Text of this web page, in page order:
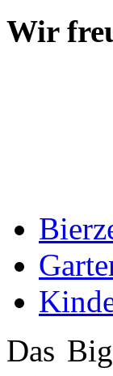
Wir
Das